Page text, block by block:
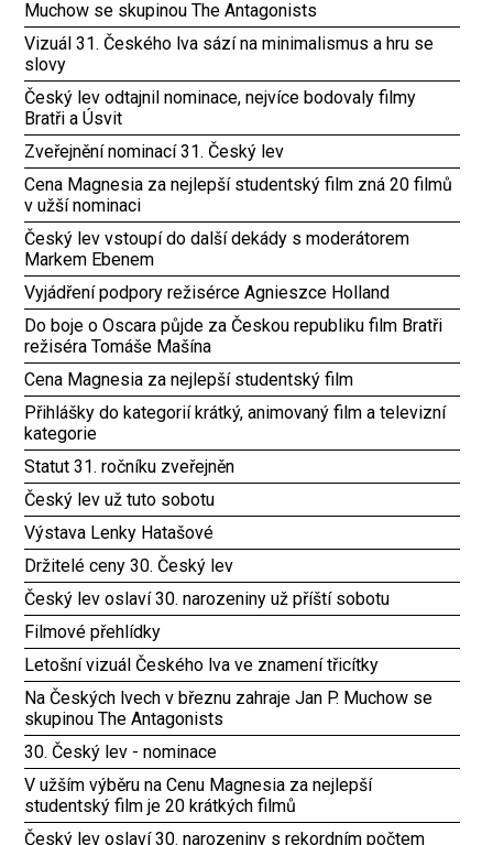
Muchow se skupinou The Antagonists
Vizuál 31. Českého lva sází na minimalismus a hru se
slovy
Český lev odtajnil nominace, nejvíce bodovaly filmy
Bratři a Úsvit
Zveřejnění nominací 31. Český lev
Cena Magnesia za nejlepší studentský film zná 20 filmů
v užší nominaci
Český lev vstoupí do další dekády s moderátorem
Markem Ebenem
Vyjádření podpory režisérce Agnieszce Holland
Do boje o Oscara půjde za Českou republiku film Bratři
režiséra Tomáše Mašína
Cena Magnesia za nejlepší studentský film
Přihlášky do kategorií krátký, animovaný film a televizní
kategorie
Statut 31. ročníku zveřejněn
Český lev už tuto sobotu
Výstava Lenky Hatašové
Držitelé ceny 30. Český lev
Český lev oslaví 30. narozeniny už příští sobotu
Filmové přehlídky
Letošní vizuál Českého lva ve znamení třicítky
Na Českých lvech v březnu zahraje Jan P. Muchow se
skupinou The Antagonists
30. Český lev - nominace
V užším výběru na Cenu Magnesia za nejlepší
studentský film je 20 krátkých filmů
Český lev oslaví 30. narozeniny s rekordním počtem